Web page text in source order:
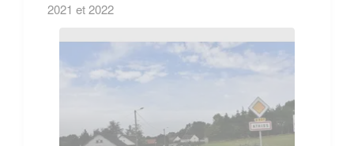
2021 et 2022